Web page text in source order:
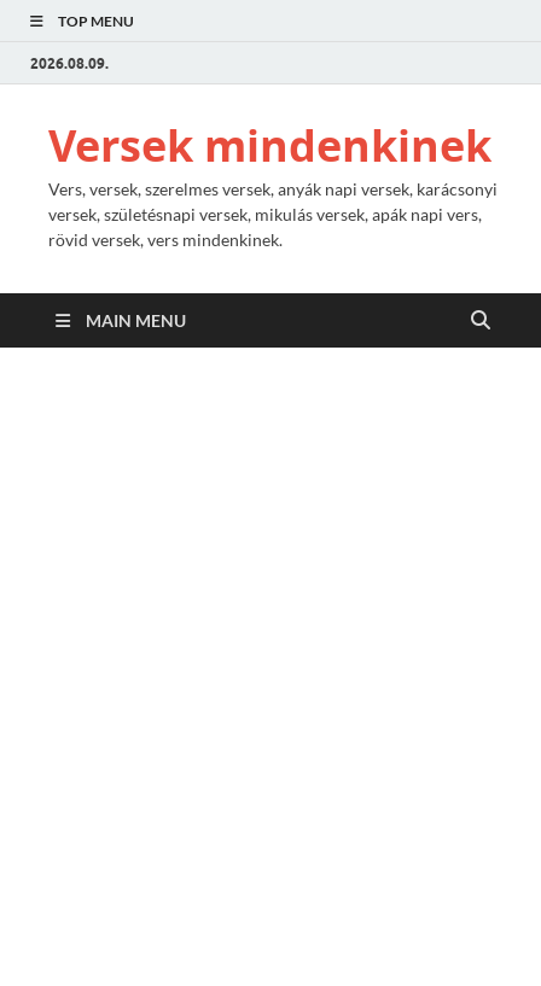
TOP MENU
2026.08.09.
Versek mindenkinek
Vers, versek, szerelmes versek, anyák napi versek, karácsonyi
versek, születésnapi versek, mikulás versek, apák napi vers,
rövid versek, vers mindenkinek.
MAIN MENU